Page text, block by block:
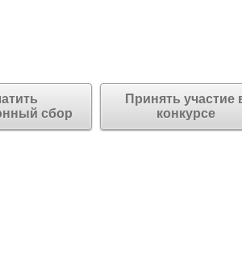
сбор
Принять участие
конкурсе